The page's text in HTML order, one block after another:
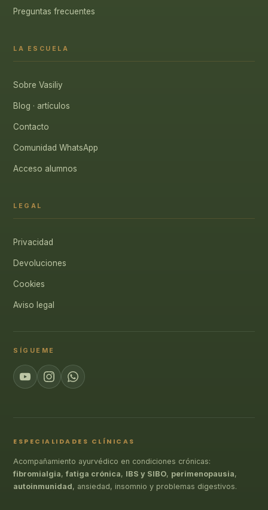
Preguntas frecuentes
LA ESCUELA
Sobre Vasiliy
Blog · artículos
Contacto
Comunidad WhatsApp
Acceso alumnos
LEGAL
Privacidad
Devoluciones
Cookies
Aviso legal
SÍGUEME
ESPECIALIDADES CLÍNICAS
Acompañamiento ayurvédico en condiciones crónicas:
fibromialgia,fatiga crónica, IBS y SIBO, perimenopausia,
autoinmunidad, ansiedad, insomnio y problemas digestivos.